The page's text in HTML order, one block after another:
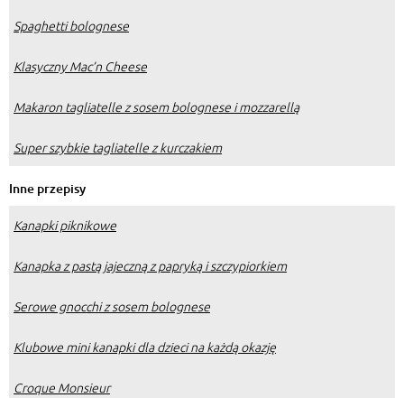
Spaghetti bolognese
Klasyczny Mac’n Cheese
Makaron tagliatelle z sosem bolognese i mozzarellą
Super szybkie tagliatelle z kurczakiem
Inne przepisy
Kanapki piknikowe
Kanapka z pastą jajeczną z papryką i szczypiorkiem
Serowe gnocchi z sosem bolognese
Klubowe mini kanapki dla dzieci na każdą okazję
Croque Monsieur